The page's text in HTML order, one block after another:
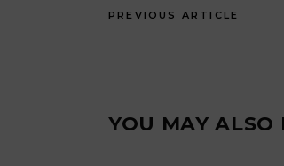
PREVIOUS ARTICLE
YOU MAY ALSO